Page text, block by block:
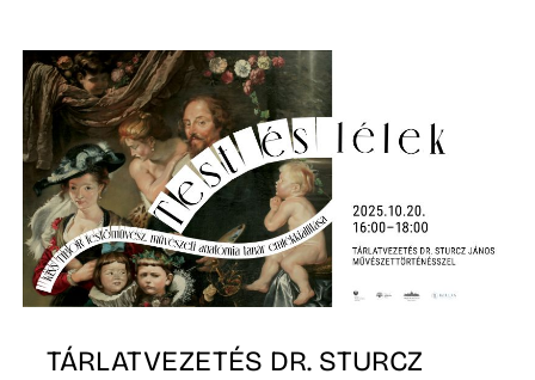
TÁRLATVEZETÉS DR. STURCZ